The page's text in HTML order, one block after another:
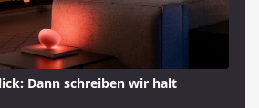
Dann schreiben wir halt